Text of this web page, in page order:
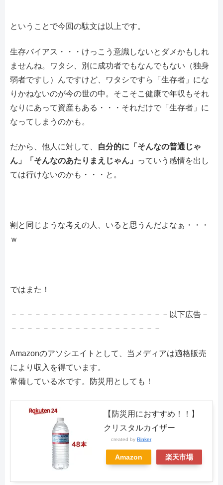
ということで今回の駄文は以上です。
生存バイアス・・・けっこう意識しないとダメかもしれ
ませんね。ワタシ、別に成功者でもなんでもない（独身
弱者ですし）んですけど、ワタシですら「生存者」にな
りかねないのが今の世の中。そこそこ健康で年収もそれ
なりにあって資産もある・・・それだけで「生存者」に
なってしまうのかも。
だから、他人に対して、
自分的に「そんなの普通じゃ
ん」「そんなのあたりまえじゃん」
っていう感情を出し
ては行けないのかも・・・と。
割と同じような考えの人、いると思うんだよなぁ・・・
ｗ
ではまた！
－－－－－－－－－－－－－－－－－－－－以下広告－
－－－－－－－－－－－－－－－－－－－
Amazonのアソシエイトとして、当メディアは適格販売
により収入を得ています。
常備している水です。防災用としても！
【防災用におすすめ！！】
クリスタルカイザー
created by Rinker
Amazon 楽天市場